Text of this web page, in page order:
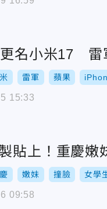
名小米17 雷
雷軍 蘋果
15:33
貼上！重慶
嫩妹 撞臉 女學
09:58